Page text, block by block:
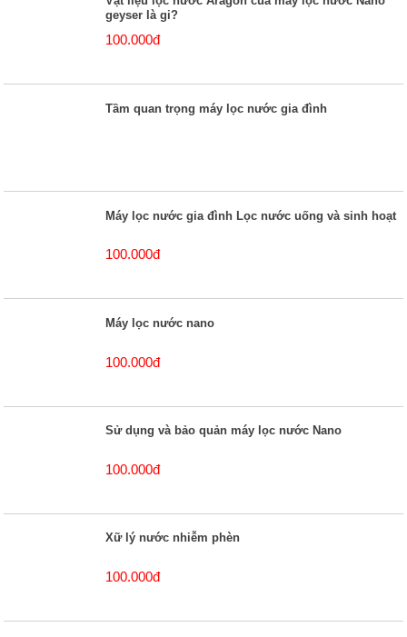
geyser là gi?
100.000đ
Tầm quan trọng máy lọc nước gia đình
Máy lọc nước gia đình Lọc nước uống và sinh hoạt
100.000đ
Máy lọc nước nano
100.000đ
Sử dụng và bảo quản máy lọc nước Nano
100.000đ
Xữ lý nước nhiễm phèn
100.000đ